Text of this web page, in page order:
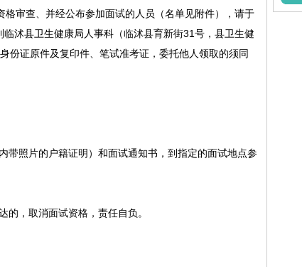
审查、并经公布参加面试的人员（名单见附件），请于
沭县卫生健康局人事科（临沭县育新街31号，县卫生健
份证原件及复印件、笔试准考证，委托他人领取的须同
带照片的户籍证明）和面试通知书，到指定的面试地点参
，取消面试资格，责任自负。